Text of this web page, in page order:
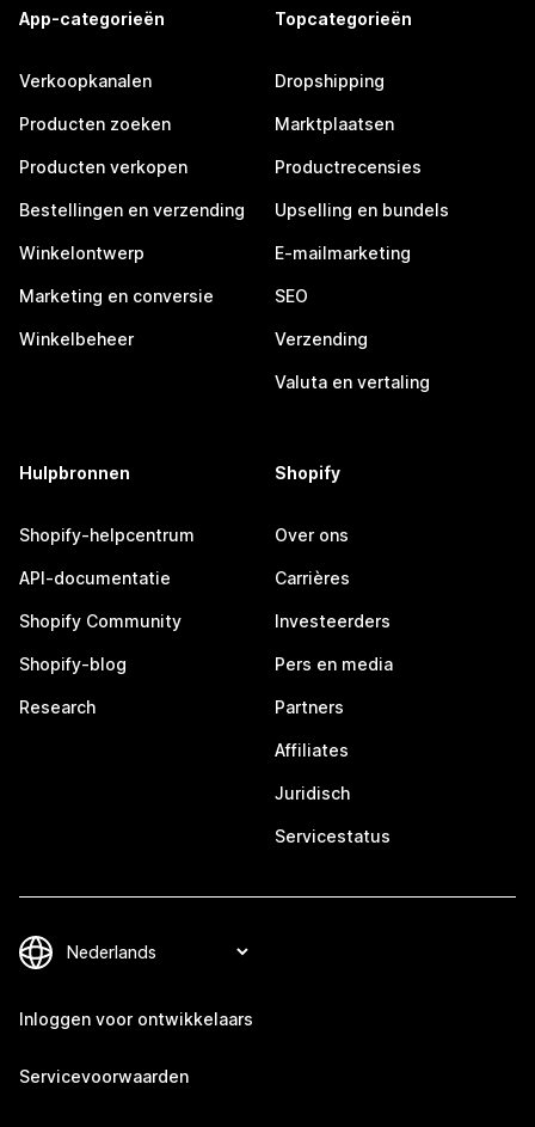
App-categorieën
Verkoopkanalen
Producten zoeken
Producten verkopen
Bestellingen en verzending
Winkelontwerp
Marketing en conversie
Winkelbeheer
Topcategorieën
Dropshipping
Marktplaatsen
Productrecensies
Upselling en bundels
E-mailmarketing
SEO
Verzending
Valuta en vertaling
Hulpbronnen
Shopify-helpcentrum
API-documentatie
Shopify Community
Shopify-blog
Research
Shopify
Over ons
Carrières
Investeerders
Pers en media
Partners
Affiliates
Juridisch
Servicestatus
Inloggen voor ontwikkelaars
Servicevoorwaarden